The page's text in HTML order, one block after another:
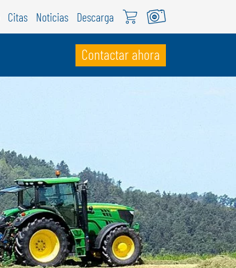
Citas Noticias Descarga
Contactar ahora